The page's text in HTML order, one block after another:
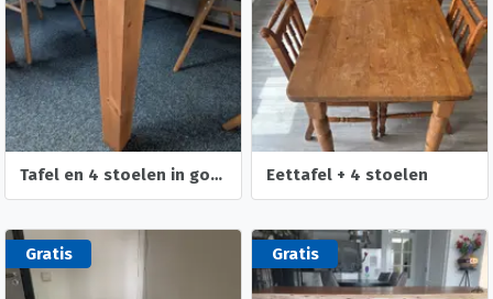
Tafel en 4 stoelen in goede staat Eettafel + 4 stoelen
Gratis Gratis